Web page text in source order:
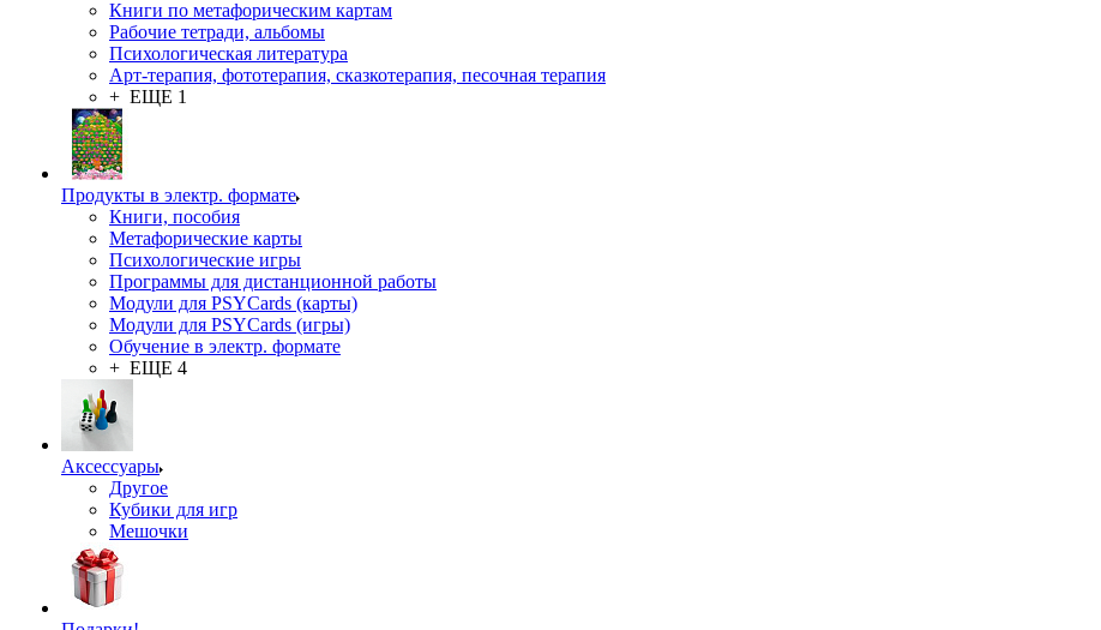
Книги по метафорическим картам
Рабочие тетради, альбомы
Психологическая литература
Арт-терапия, фототерапия, сказкотерапия, песочная терапия
+ ЕЩЕ 1
Продукты в электр. формате
Книги, пособия
Метафорические карты
Психологические игры
Программы для дистанционной работы
Модули для PSYCards (карты)
Модули для PSYCards (игры)
Обучение в электр. формате
+ ЕЩЕ 4
Аксессуары
Другое
Кубики для игр
Мешочки